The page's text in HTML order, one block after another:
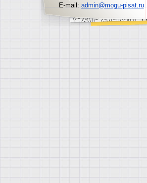
E-mail:admin@mogu-pisat.ru